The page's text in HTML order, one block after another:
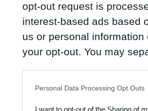
opt-out request is
interest-based ads based
us or personal
your opt-out. You may
Personal Data Processing Opt Outs
I want to opt-out of the Sharing of